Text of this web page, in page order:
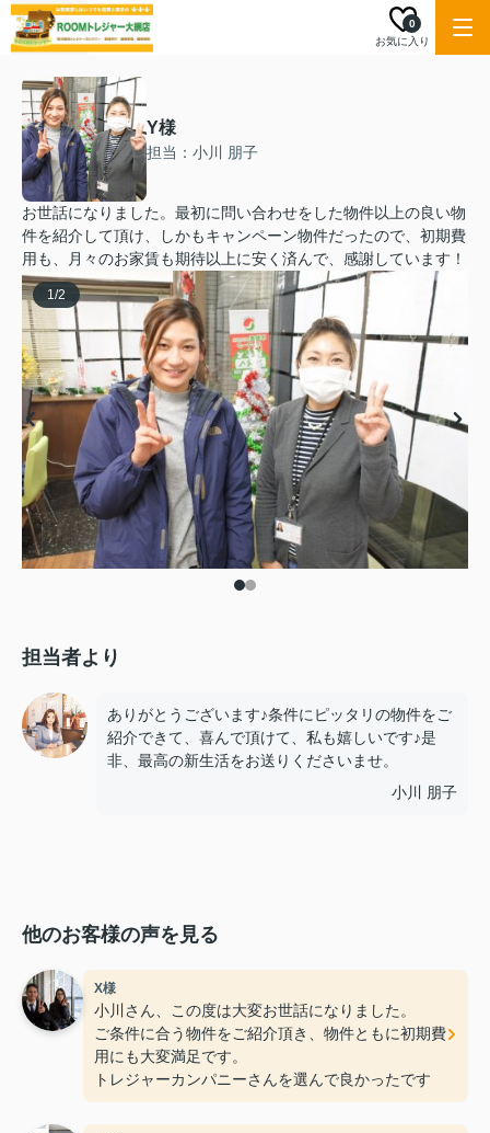
お気に入り
0
Y様
担当：小川 朋子
お世話になりました。最初に問い合わせをした物件以上の良い物
件を紹介して頂け、しかもキャンペーン物件だったので、初期費
用も、月々のお家賃も期待以上に安く済んで、感謝しています！
1/2
担当者より
ありがとうございます♪条件にピッタリの物件をご
紹介できて、喜んで頂けて、私も嬉しいです♪是
非、最高の新生活をお送りくださいませ。
小川 朋子
他のお客様の声を見る
X様
小川さん、この度は大変お世話になりました。
ご条件に合う物件をご紹介頂き、物件ともに初期費
用にも大変満足です。
トレジャーカンパニーさんを選んで良かったです